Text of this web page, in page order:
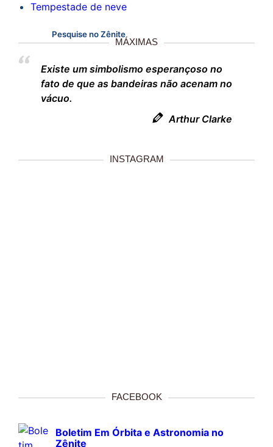
Tempestade de neve
Pesquise no Zênite
MÁXIMAS
Existe um simbolismo esperançoso no
fato de que as bandeiras não acenam no
vácuo.
Arthur Clarke
INSTAGRAM
FACEBOOK
Boletim Em Órbita e Astronomia no
Zênite